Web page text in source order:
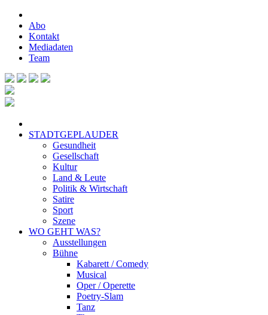
Abo
Kontakt
Mediadaten
Team
STADTGEPLAUDER
Gesundheit
Gesellschaft
Kultur
Land & Leute
Politik & Wirtschaft
Satire
Sport
Szene
WO GEHT WAS?
Ausstellungen
Bühne
Kabarett / Comedy
Musical
Oper / Operette
Poetry-Slam
Tanz